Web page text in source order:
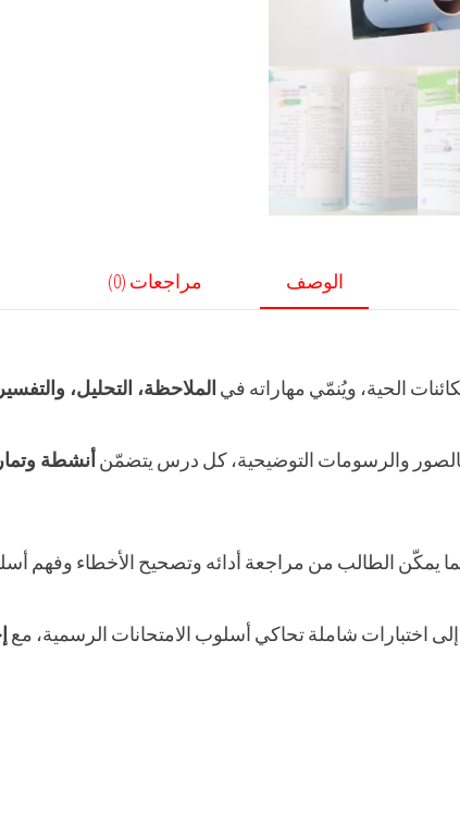
الوصف مراجعات (0)
الحية، ويُنمّي مهاراته في الملاحظة، التحليل،
والرسومات التوضيحية، كل درس يتضمّنأنشطة
يمكّن الطالب من مراجعة أدائه وتصحيح الأخطاء وفهم
إلى اختبارات شاملة تحاكي أسلوب الامتحانات الرسمية، مع